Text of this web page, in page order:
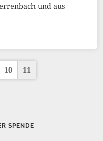
und aus
10 11
SPENDE